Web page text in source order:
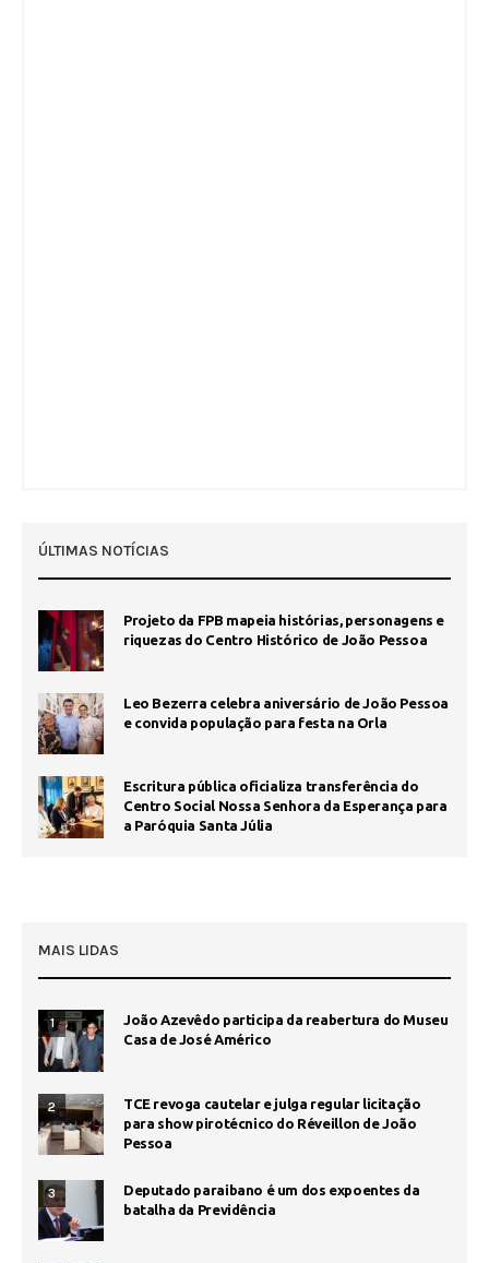
ÚLTIMAS NOTÍCIAS
Projeto da FPB mapeia histórias, personagens e
riquezas do Centro Histórico de João Pessoa
Leo Bezerra celebra aniversário de João Pessoa
e convida população para festa na Orla
Escritura pública oficializa transferência do
Centro Social Nossa Senhora da Esperança para
a Paróquia Santa Júlia
MAIS LIDAS
1
João Azevêdo participa da reabertura do Museu
Casa de José Américo
2
TCE revoga cautelar e julga regular licitação
para show pirotécnico do Réveillon de João
Pessoa
3
Deputado paraibano é um dos expoentes da
batalha da Previdência